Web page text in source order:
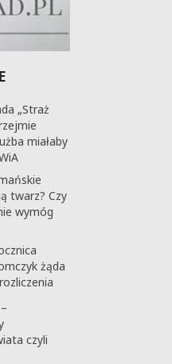
„Straż
miałaby
twarz? Czy
wymóg
żąda
czyli